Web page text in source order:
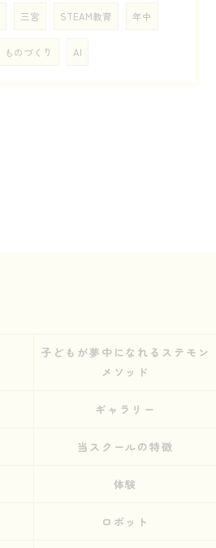
三宮 STEAM教育 年中
ものづくり AI
子どもが夢中になれるステモン
メソッド
ギャラリー
当スクールの特徴
体験
ロボット